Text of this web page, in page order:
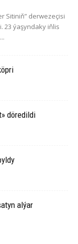
Sitiniň” derwezeçisi
23 ýaşyndaky iňlis
döredildi
alýar